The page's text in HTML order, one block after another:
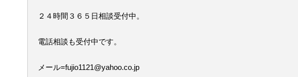
２４時間３６５日相談受付中。
電話相談も受付中です。
メール=fujio1121@yahoo.co.jp